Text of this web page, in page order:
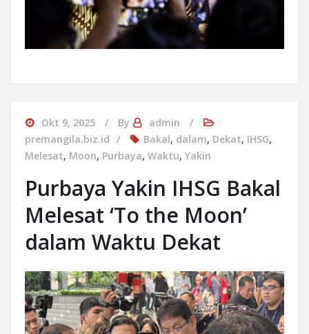
Okt 9, 2025 By
admin
premangila.biz.id
Bakal, dalam, Dekat, IHSG,
Melesat, Moon, Purbaya, Waktu, Yakin
Purbaya Yakin IHSG Bakal
Melesat ‘To the Moon’
dalam Waktu Dekat